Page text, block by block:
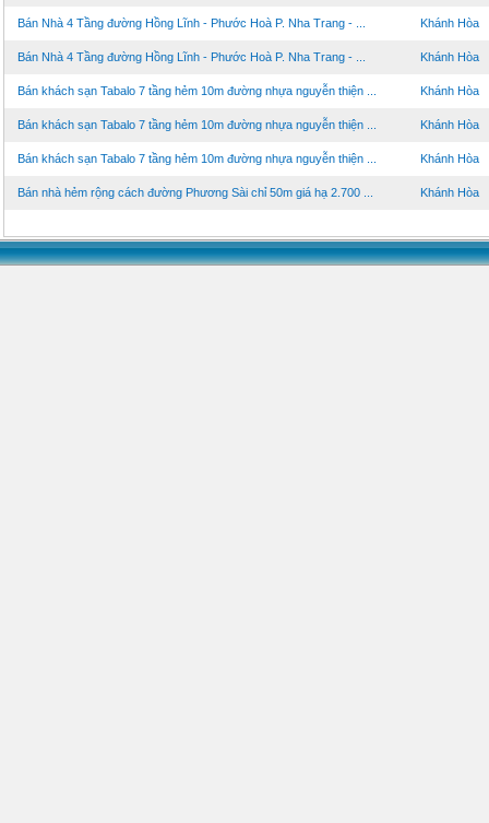
Bán Nhà 4 Tầng đường Hồng Lĩnh - Phước Hoà P. Nha Trang - ... Khánh Hòa
Bán Nhà 4 Tầng đường Hồng Lĩnh - Phước Hoà P. Nha Trang - ... Khánh Hòa
Bán khách sạn Tabalo 7 tầng hẻm 10m đường nhựa nguyễn thiện ... Khánh Hòa
Bán khách sạn Tabalo 7 tầng hẻm 10m đường nhựa nguyễn thiện ... Khánh Hòa
Bán khách sạn Tabalo 7 tầng hẻm 10m đường nhựa nguyễn thiện ... Khánh Hòa
Bán nhà hẻm rộng cách đường Phương Sài chỉ 50m giá hạ 2.700 ... Khánh Hòa